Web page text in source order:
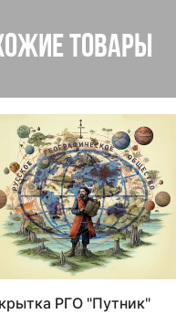
товары
РГО "Путник"